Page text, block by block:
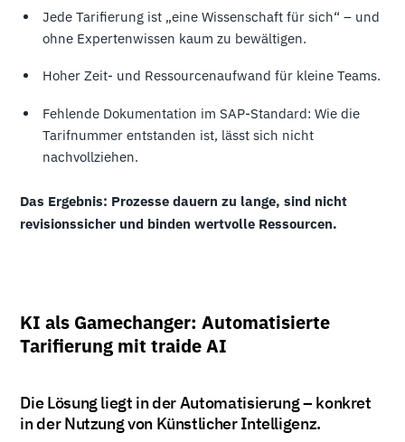
Jede Tarifierung ist „eine Wissenschaft für sich“ – und
ohne Expertenwissen kaum zu bewältigen.
Hoher Zeit- und Ressourcenaufwand für kleine Teams.
Fehlende Dokumentation im SAP-Standard: Wie die
Tarifnummer entstanden ist, lässt sich nicht
nachvollziehen.
Das Ergebnis: Prozesse dauern zu lange, sind nicht
revisionssicher und binden wertvolle Ressourcen.
KI als Gamechanger: Automatisierte
Tarifierung mit traide AI
Die Lösung liegt in der Automatisierung – konkret
in der Nutzung von Künstlicher Intelligenz.